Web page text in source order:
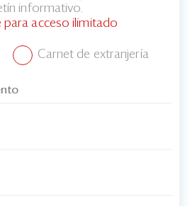
informativo.
para acceso ilimitado
Carnet de extranjería